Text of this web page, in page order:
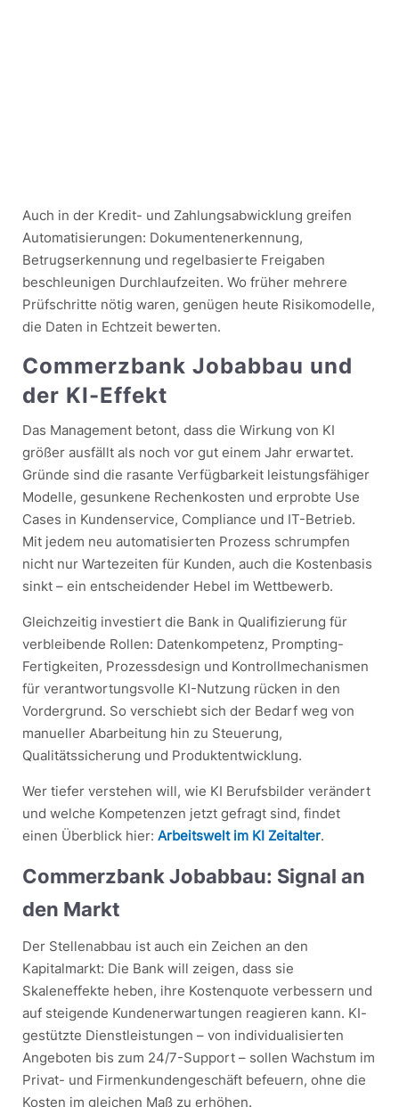
Auch in der Kredit- und Zahlungsabwicklung greifen
Automatisierungen: Dokumentenerkennung,
Betrugserkennung und regelbasierte Freigaben
beschleunigen Durchlaufzeiten. Wo früher mehrere
Prüfschritte nötig waren, genügen heute Risikomodelle,
die Daten in Echtzeit bewerten.
Commerzbank Jobabbau und
der KI-Effekt
Das Management betont, dass die Wirkung von KI
größer ausfällt als noch vor gut einem Jahr erwartet.
Gründe sind die rasante Verfügbarkeit leistungsfähiger
Modelle, gesunkene Rechenkosten und erprobte Use
Cases in Kundenservice, Compliance und IT-Betrieb.
Mit jedem neu automatisierten Prozess schrumpfen
nicht nur Wartezeiten für Kunden, auch die Kostenbasis
sinkt – ein entscheidender Hebel im Wettbewerb.
Gleichzeitig investiert die Bank in Qualifizierung für
verbleibende Rollen: Datenkompetenz, Prompting-
Fertigkeiten, Prozessdesign und Kontrollmechanismen
für verantwortungsvolle KI-Nutzung rücken in den
Vordergrund. So verschiebt sich der Bedarf weg von
manueller Abarbeitung hin zu Steuerung,
Qualitätssicherung und Produktentwicklung.
Wer tiefer verstehen will, wie KI Berufsbilder verändert
und welche Kompetenzen jetzt gefragt sind, findet
einen Überblick hier: Arbeitswelt im KI Zeitalter.
Commerzbank Jobabbau: Signal an
den Markt
Der Stellenabbau ist auch ein Zeichen an den
Kapitalmarkt: Die Bank will zeigen, dass sie
Skaleneffekte heben, ihre Kostenquote verbessern und
auf steigende Kundenerwartungen reagieren kann. KI-
gestützte Dienstleistungen – von individualisierten
Angeboten bis zum 24/7-Support – sollen Wachstum im
Privat- und Firmenkundengeschäft befeuern, ohne die
Kosten im gleichen Maß zu erhöhen.